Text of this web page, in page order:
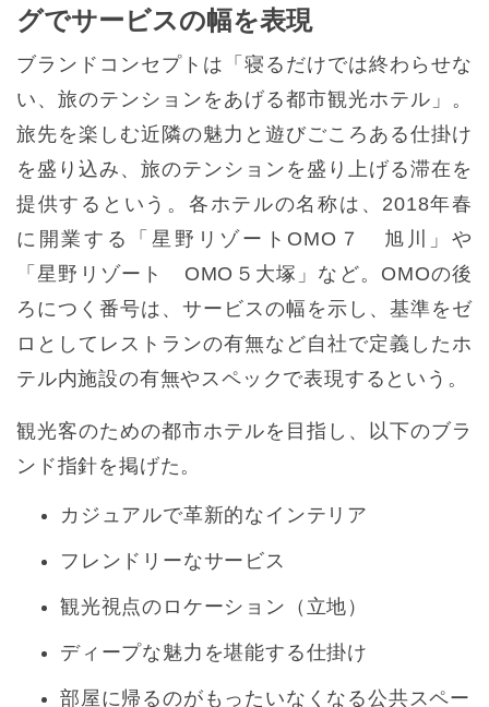
グでサービスの幅を表現
ブランドコンセプトは「寝るだけでは終わらせな
い、旅のテンションをあげる都市観光ホテル」。
旅先を楽しむ近隣の魅力と遊びごころある仕掛け
を盛り込み、旅のテンションを盛り上げる滞在を
提供するという。各ホテルの名称は、2018年春
に開業する「星野リゾートOMO７ 旭川」や
「星野リゾート OMO５大塚」など。OMOの後
ろにつく番号は、サービスの幅を示し、基準をゼ
ロとしてレストランの有無など自社で定義したホ
テル内施設の有無やスペックで表現するという。
観光客のための都市ホテルを目指し、以下のブラ
ンド指針を掲げた。
カジュアルで革新的なインテリア
フレンドリーなサービス
観光視点のロケーション（立地）
ディープな魅力を堪能する仕掛け
部屋に帰るのがもったいなくなる公共スペー